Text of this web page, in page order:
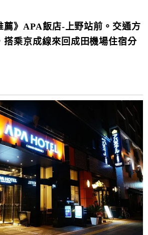
薦》APA飯店-上野站前。交通方
搭乘京成線來回成田機場住宿分